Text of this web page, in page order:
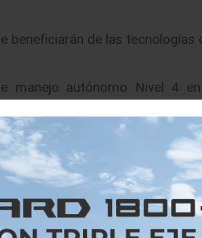
beneficiarán de las tecnologías
autónomo Nivel 4 en
en 2021.
conectividad automotriz en
los modelos estén
tren motriz avanzado,
Para el año 2020,